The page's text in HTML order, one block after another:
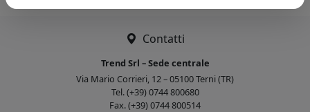
Contatti
Trend Srl – Sede centrale
Via Mario Corrieri, 12 – 05100 Terni (TR)
Tel. (+39) 0744 800680
Fax. (+39) 0744 800514